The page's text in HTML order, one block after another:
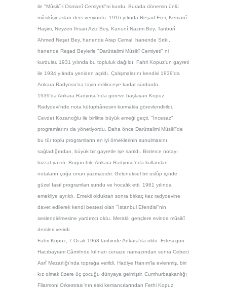
ile "Mûsikî-i Osmanî Cemiyeti"ni kurdu. Burada dönemin ünlü
mûsikîşinasları ders veriyordu. 1916 yılında Reşad Erer, Kemanî
Haşim, Neyzen İhsan Aziz Bey, Kanunî Nazım Bey, Tanburî
Ahmed Neşet Bey, hanende Arap Cemal, hanende Sıtkı,
hanende Reşad Beylerle "Darüttalimi Mûsikî Cemiyeti" ni
kurdular. 1931 yılında bu topluluk dağıldı. Fahri Kopuz'un gayreti
ile 1934 yılında yeniden açıldı. Çalışmalarını kendisi 1939'da
Ankara Radyosu'na tayin edilinceye kadar sürdürdü.
1939'da Ankara Radyosu'nda göreve başlayan Kopuz,
Radyoevi'nde nota kütüphânesini kurmakla görevlendirildi.
Cevdet Kozanoğlu ile birlikte büyük emeği geçti. "İncesaz"
programlarını da yönetiyordu. Daha önce Darüttalimi Mûsikî'de
bu tür toplu programların en iyi örneklerinin sunulmasını
sağladığından, büyük bir gayretle işe sarıldı. Binlerce notayı
bizzat yazdı. Bugün bile Ankara Radyosu'nda kullanılan
notaların çoğu onun yazmasıdır. Geleneksel bir uslûp içinde
güzel fasıl programları sundu ve hocalık etti. 1961 yılında
emekliye ayrıldı. Emekli olduktan sonra birkaç kez radyoevine
davet edilerek kendi bestesi olan "İstanbul Efendisi"nin
seslendirilmesine yardımcı oldu. Meraklı gençlere evinde mûsikî
dersleri verirdi.
Fahri Kopuz, 7 Ocak 1968 tarihinde Ankara'da öldü. Ertesi gün
Hacıbayram Câmii'nde kılınan cenaze namazından sonra Cebeci
Asrî Mezarlığı'nda toprağa verildi. Hadiye Hanım'la evlenmiş, biri
kız olmak üzere üç çocuğu dünyaya gelmiştir. Cumhurbaşkanlığı
Filarmoni Orkestrası'nın eski kemancılarından Fethi Kopuz